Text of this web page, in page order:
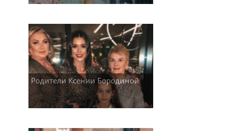
Родители Ксении Бородиной